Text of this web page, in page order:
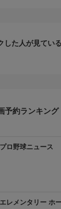
番組および商品
した人が見てい
予約ランキング
プロ野球ニュース
エレメンタリー ホ